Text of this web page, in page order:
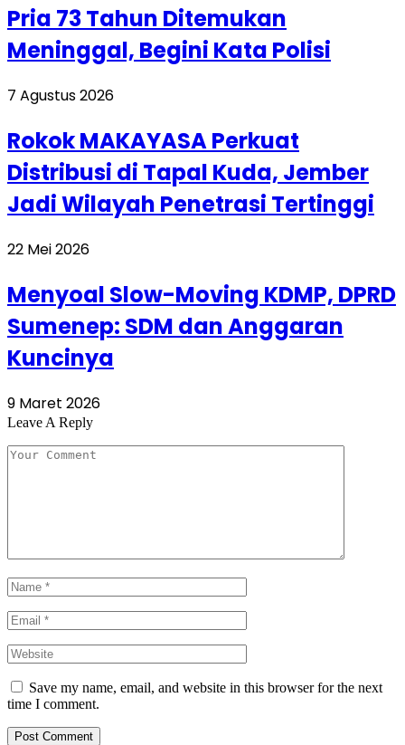
Pria 73 Tahun Ditemukan
Meninggal, Begini Kata Polisi
7 Agustus 2026
Rokok MAKAYASA Perkuat
Distribusi di Tapal Kuda, Jember
Jadi Wilayah Penetrasi Tertinggi
22 Mei 2026
Menyoal Slow-Moving KDMP, DPRD
Sumenep: SDM dan Anggaran
Kuncinya
9 Maret 2026
Leave A Reply
Save my name, email, and website in this browser for the next
time I comment.